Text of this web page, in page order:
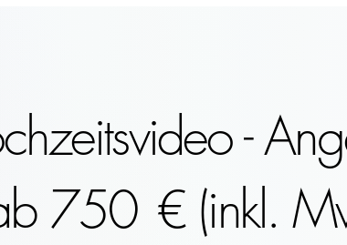
-
750 € (inkl.